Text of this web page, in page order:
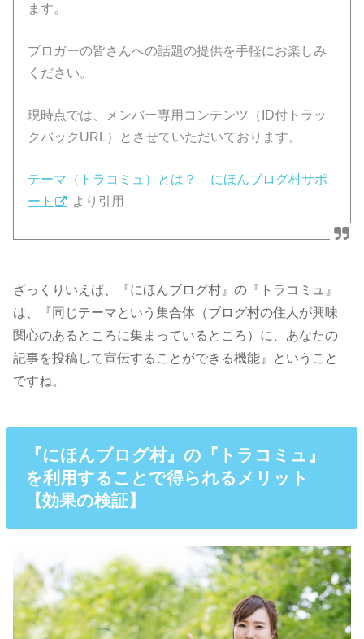
ます。
ブロガーの皆さんへの話題の提供を手軽にお楽しみ
ください。
現時点では、メンバー専用コンテンツ（ID付トラッ
クバックURL）とさせていただいております。
テーマ（トラコミュ）とは？ – にほんブログ村サポ
ート
より引用
ざっくりいえば、『にほんブログ村』の『トラコミュ』
は、『同じテーマという集合体（ブログ村の住人が興味
関心のあるところに集まっているところ）に、あなたの
記事を投稿して宣伝することができる機能』ということ
ですね。
『にほんブログ村』の『トラコミュ』
を利用することで得られるメリット
【効果の検証】